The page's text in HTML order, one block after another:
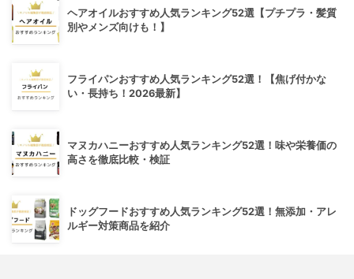
ヘアオイルおすすめ人気ランキング52選【プチプラ・髪質
別やメンズ向けも！】
フライパンおすすめ人気ランキング52選！【焦げ付かな
い・長持ち！2026最新】
マヌカハニーおすすめ人気ランキング52選！味や栄養価の
高さを徹底比較・検証
ドッグフードおすすめ人気ランキング52選！無添加・アレ
ルギー対策商品を紹介